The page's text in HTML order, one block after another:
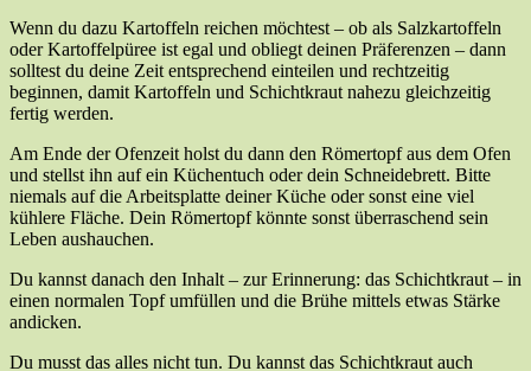
Wenn du dazu Kartoffeln reichen möchtest – ob als Salzkartoffeln
oder Kartoffelpüree ist egal und obliegt deinen Präferenzen – dann
solltest du deine Zeit entsprechend einteilen und rechtzeitig
beginnen, damit Kartoffeln und Schichtkraut nahezu gleichzeitig
fertig werden.
Am Ende der Ofenzeit holst du dann den Römertopf aus dem Ofen
und stellst ihn auf ein Küchentuch oder dein Schneidebrett. Bitte
niemals auf die Arbeitsplatte deiner Küche oder sonst eine viel
kühlere Fläche. Dein Römertopf könnte sonst überraschend sein
Leben aushauchen.
Du kannst danach den Inhalt – zur Erinnerung: das Schichtkraut – in
einen normalen Topf umfüllen und die Brühe mittels etwas Stärke
andicken.
Du musst das alles nicht tun. Du kannst das Schichtkraut auch